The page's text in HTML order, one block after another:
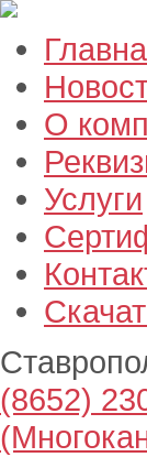
О
Услуги
(8652)